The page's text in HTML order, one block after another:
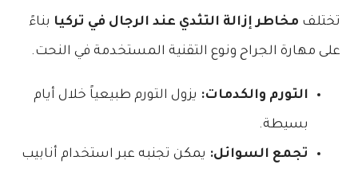
تختلف مخاطر إزالة التثدي عند الرجال في تركيا بناءً
على مهارة الجراح ونوع التقنية المستخدمة في النحت.
التورم والكدمات: يزول التورم طبيعياً خلال أيام
بسيطة.
تجمع السوائل: يمكن تجنبه عبر استخدام أنابيب